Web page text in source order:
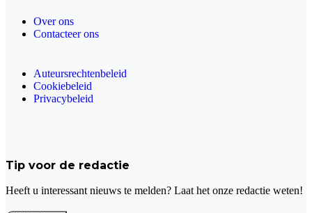
Over ons
Contacteer ons
Auteursrechtenbeleid
Cookiebeleid
Privacybeleid
Tip voor de redactie
Heeft u interessant nieuws te melden? Laat het onze redactie weten!